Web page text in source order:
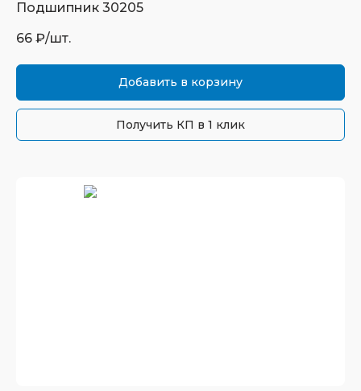
Подшипник 30205
66 ₽/шт.
Добавить в корзину
Получить КП в 1 клик